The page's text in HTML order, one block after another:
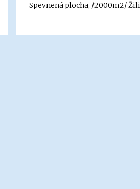
Spevnená plocha, /2000m2/